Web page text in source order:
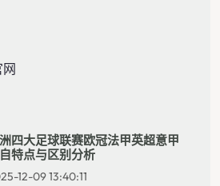
四大足球联赛欧冠法甲英超意甲
特点与区别分析
12-09 13:40:11